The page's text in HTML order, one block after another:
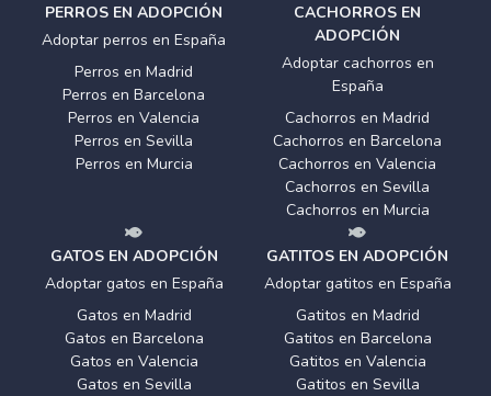
PERROS EN ADOPCIÓN
Adoptar perros en España
Perros en Madrid
Perros en Barcelona
Perros en Valencia
Perros en Sevilla
Perros en Murcia
CACHORROS EN
ADOPCIÓN
Adoptar cachorros en
España
Cachorros en Madrid
Cachorros en Barcelona
Cachorros en Valencia
Cachorros en Sevilla
Cachorros en Murcia
GATOS EN ADOPCIÓN
Adoptar gatos en España
Gatos en Madrid
Gatos en Barcelona
Gatos en Valencia
Gatos en Sevilla
GATITOS EN ADOPCIÓN
Adoptar gatitos en España
Gatitos en Madrid
Gatitos en Barcelona
Gatitos en Valencia
Gatitos en Sevilla